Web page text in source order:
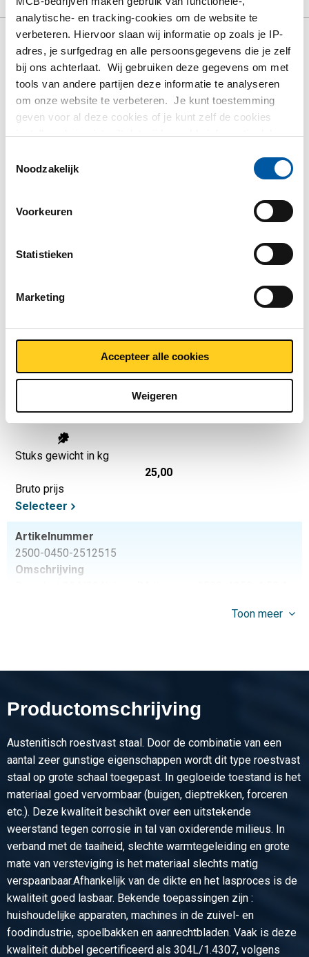
analytische- en tracking-cookies om de website te
verbeteren. Hiervoor slaan wij informatie op zoals je IP-
adres, je surfgedrag en alle persoonsgegevens die je zelf
bij ons achterlaat. Wij gebruiken deze gegevens om met
tools van andere partijen deze informatie te analyseren
om onze website te verbeteren. Je kunt toestemming
geven voor al deze cookies of je kunt zelf de cookies
instellen als je niet wilt dat wij bepaalde informatie delen.
partijen waarmee wij samenwerken vind je in ons
Noodzakelijk
Voorkeuren
Statistieken
Marketing
Accepteer alle cookies
Weigeren
Bruto prijslijst: Rvs plaat/band
304/304L BA kgw linnenstr
Fiberlaser 100Mu
Prijzen in Euro per: 1000 KG
Artikelnummer
Rvs plaat 304/304L kgw BA linnenstr 2500x1250x0,80 1z
Bruto prijs
2500-0450-251251
Rvs plaat 304/304L kgw BA linnenstr 2500x1250x1 1z
Stuks gewicht in kg
25,00
Bruto prijs
Selecteer
Artikelnummer
2500-0450-2512515
Omschrijving
Bruto prijs
Toon meer
Productomschrijving
Austenitisch roestvast staal. Door de combinatie van een
aantal zeer gunstige eigenschappen wordt dit type roestvast
staal op grote schaal toegepast. In gegloeide toestand is het
materiaal goed vervormbaar (buigen, dieptrekken, forceren
etc.). Deze kwaliteit beschikt over een uitstekende
weerstand tegen corrosie in tal van oxiderende milieus. In
verband met de taaiheid, slechte warmtegeleiding en grote
mate van versteviging is het materiaal slechts matig
verspaanbaar.Afhankelijk van de dikte en het lasproces is de
kwaliteit goed lasbaar. Bekende toepassingen zijn :
huishoudelijke apparaten, machines in de zuivel- en
foodindustrie, spoelbakken en aanrechtbladen. Vaak is deze
kwaliteit dubbel gecertificeerd als 304L/1.4307, volgens